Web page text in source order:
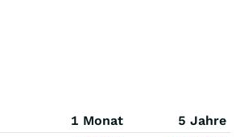
1 Monat
5 Jahre